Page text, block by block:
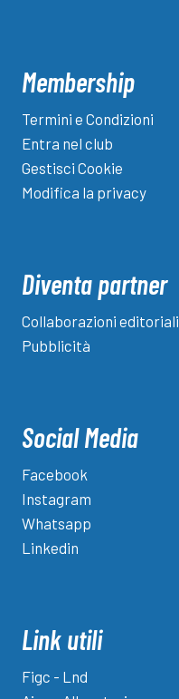
Membership
Termini e Condizioni
Entra nel club
Gestisci Cookie
Modifica la privacy
Diventa partner
Collaborazioni editoriali
Pubblicità
Social Media
Facebook
Instagram
Whatsapp
Linkedin
Link utili
Figc - Lnd